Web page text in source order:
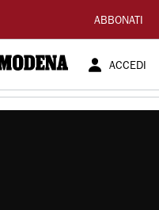
ABBONATI
ACCEDI